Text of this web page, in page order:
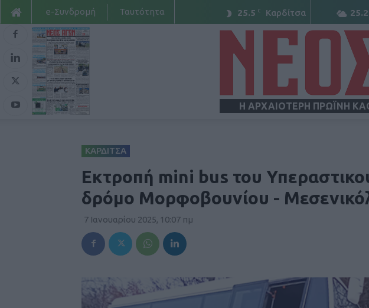
25.5 C Καρδίτσα 25.2
e-Συνδρομή Ταυτότητα
Η ΑΡΧΑΙΟΤΕΡΗ ΠΡΩΪΝΗ
ΚΑΡΔΙΤΣΑ
Εκτροπή mini bus του
δρόμο Μορφοβουνίου -
7 Ιανουαρίου 2025, 10:07 πμ